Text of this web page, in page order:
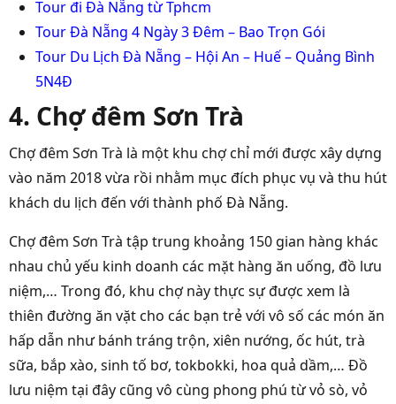
Tour đi Đà Nẵng từ Tphcm
Tour Đà Nẵng 4 Ngày 3 Đêm – Bao Trọn Gói
Tour Du Lịch Đà Nẵng – Hội An – Huế – Quảng Bình
5N4Đ
4. Chợ đêm Sơn Trà
Chợ đêm Sơn Trà là một khu chợ chỉ mới được xây dựng
vào năm 2018 vừa rồi nhằm mục đích phục vụ và thu hút
khách du lịch đến với thành phố Đà Nẵng.
Chợ đêm Sơn Trà tập trung khoảng 150 gian hàng khác
nhau chủ yếu kinh doanh các mặt hàng ăn uống, đồ lưu
niệm,… Trong đó, khu chợ này thực sự được xem là
thiên đường ăn vặt cho các bạn trẻ với vô số các món ăn
hấp dẫn như bánh tráng trộn, xiên nướng, ốc hút, trà
sữa, bắp xào, sinh tố bơ, tokbokki, hoa quả dầm,… Đồ
lưu niệm tại đây cũng vô cùng phong phú từ vỏ sò, vỏ